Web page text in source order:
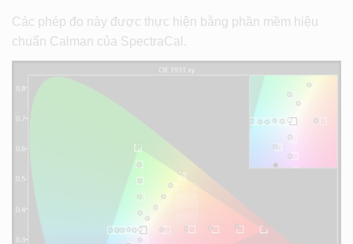
Các phép đo này được thực hiện bằng phần mềm hiệu
chuẩn Calman của SpectraCal.